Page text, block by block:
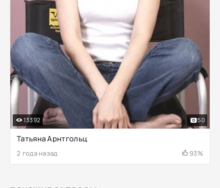
Татьяна Арнтгольц
2 года назад 93%
13392 50